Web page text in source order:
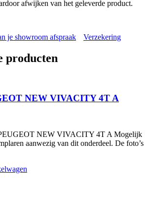
afwijken van het geleverde product.
je showroom afspraak Verzekering
producten
NEW VIVACITY 4T A
NEW VIVACITY 4T A Mogelijk
aanwezig van dit onderdeel. De foto’s